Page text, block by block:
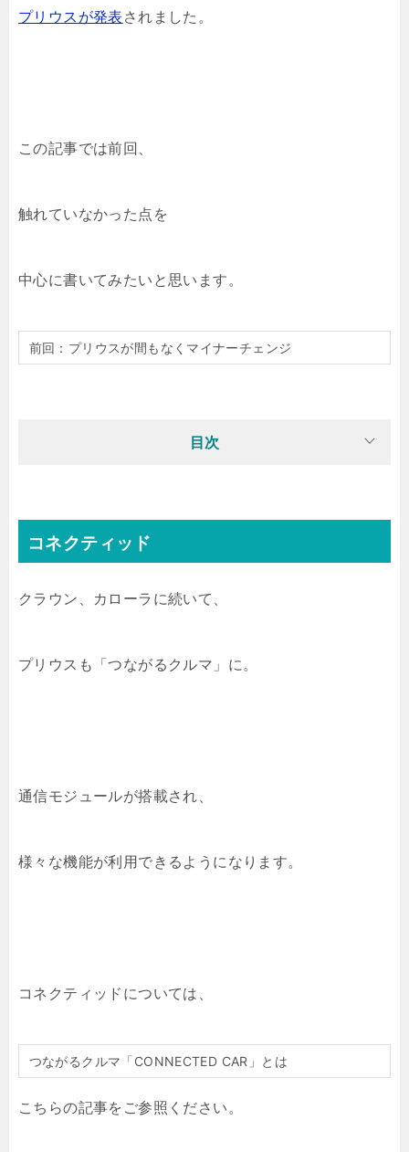
プリウスが発表 されました。
この記事では前回、
触れていなかった点を
中心に書いてみたいと思います。
前回：プリウスが間もなくマイナーチェンジ
目次
コネクティッド
クラウン、カローラに続いて、
プリウスも「つながるクルマ」に。
通信モジュールが搭載され、
様々な機能が利用できるようになります。
コネクティッドについては、
つながるクルマ「CONNECTED CAR」とは
こちらの記事をご参照ください。